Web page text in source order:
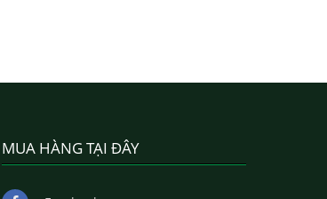
MUA HÀNG TẠI ĐÂY